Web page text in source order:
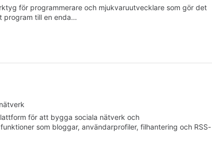
för programmerare och mjukvaruutvecklare som gör det
program till en enda…
för att bygga sociala nätverk och
som bloggar, användarprofiler, filhantering och RSS-